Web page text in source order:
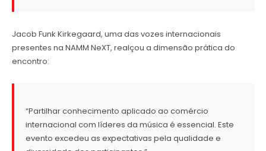
Jacob Funk Kirkegaard, uma das vozes internacionais
presentes na NAMM NeXT, realçou a dimensão prática do
encontro:
“Partilhar conhecimento aplicado ao comércio
internacional com líderes da música é essencial. Este
evento excedeu as expectativas pela qualidade e